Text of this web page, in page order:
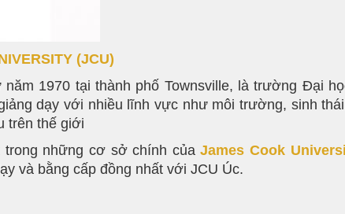
(JCU)
1970 tại thành phố Townsville, là trường Đại
dạy với nhiều lĩnh vực như môi trường, sinh
trên thế giới
trong những cơ sở chính củaJames Cook
và bằng cấp đồng nhất với JCU Úc.